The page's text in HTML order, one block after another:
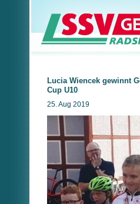
Lucia Wiencek gewinnt
Cup U10
25. Aug 2019